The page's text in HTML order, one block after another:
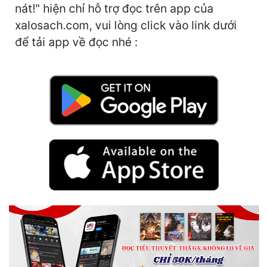
Khoa Huyễn Không Gian
Lịch Sử
Mưu Mô
Mạt Thế
nát!" hiện chỉ hỗ trợ đọc trên app của
xalosach.com, vui lòng click vào link dưới
để tải app về đọc nhé :